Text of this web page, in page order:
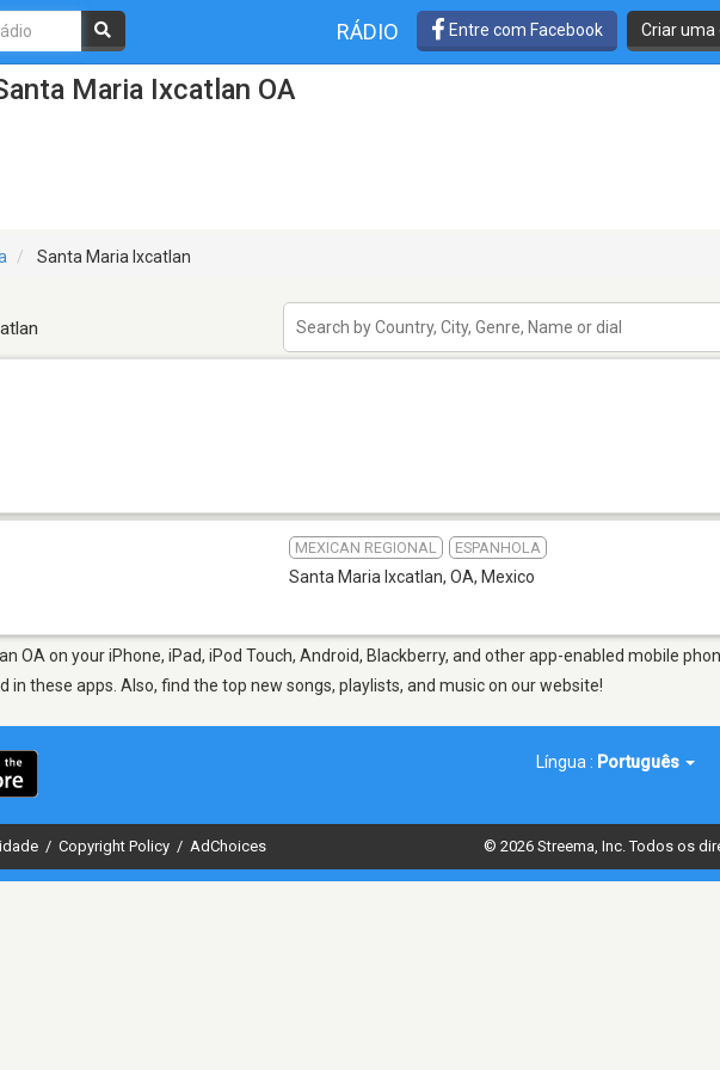
RÁDIO Entre com Facebook Criar uma
Maria Ixcatlan OA
Santa Maria Ixcatlan
MEXICAN REGIONAL ESPANHOLA
Santa Maria Ixcatlan, OA, Mexico
OA on your iPhone, iPad, iPod Touch, Android, Blackberry, and other app-enabled mobile
these apps. Also, find the top new songs, playlists, and music on our website!
Língua : Português
/ Copyright Policy / AdChoices © 2026 Streema, Inc. Todos os